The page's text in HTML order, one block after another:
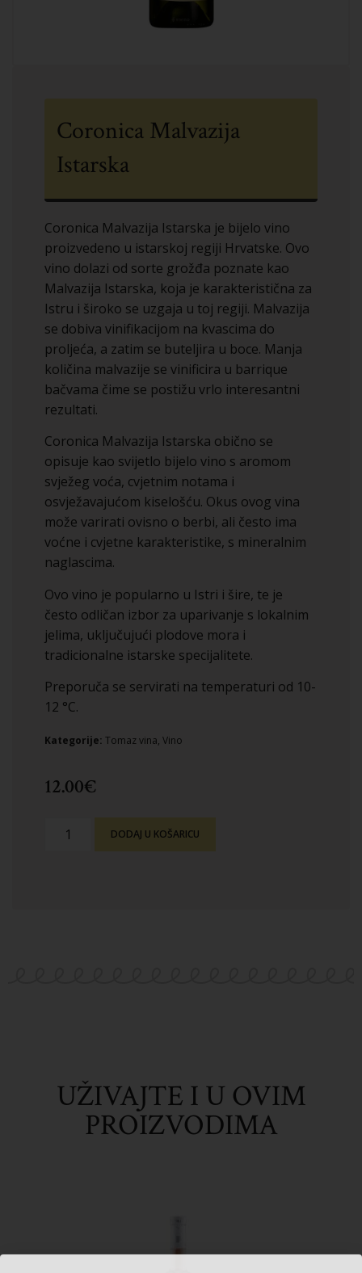
Coronica Malvazija
Istarska
Coronica Malvazija Istarska je bijelo vino
proizvedeno u istarskoj regiji Hrvatske. Ovo
vino dolazi od sorte grožđa poznate kao
Malvazija Istarska, koja je karakteristična za
Istru i široko se uzgaja u toj regiji. Malvazija
se dobiva vinifikacijom na kvascima do
proljeća, a zatim se buteljira u boce. Manja
količina malvazije se vinificira u barrique
bačvama čime se postižu vrlo interesantni
rezultati.
Coronica Malvazija Istarska obično se
opisuje kao svijetlo bijelo vino s aromom
svježeg voća, cvjetnim notama i
osvježavajućom kiselošću. Okus ovog vina
može varirati ovisno o berbi, ali često ima
voćne i cvjetne karakteristike, s mineralnim
naglascima.
Ovo vino je popularno u Istri i šire, te je
često odličan izbor za uparivanje s lokalnim
jelima, uključujući plodove mora i
tradicionalne istarske specijalitete.
Preporuča se servirati na temperaturi od 10-
12 °C.
Kategorije: Tomaz vina, Vino
12.00€
DODAJ U KOŠARICU
UŽIVAJTE I U OVIM
PROIZVODIMA